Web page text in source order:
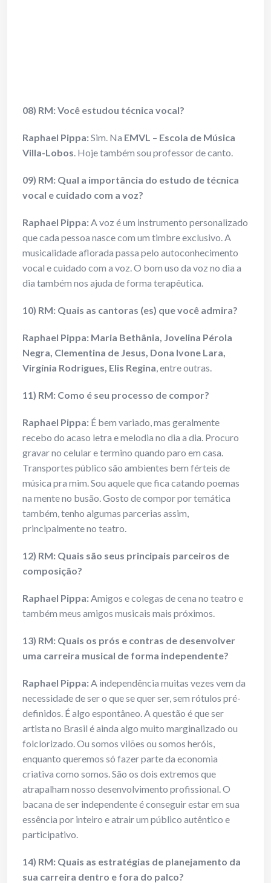
08) RM: Você estudou técnica vocal?
Raphael Pippa:Sim. Na EMVL – Escola de Música
Villa-Lobos. Hoje também sou professor de canto.
09) RM: Qual a importância do estudo de técnica
vocal e cuidado com a voz?
Raphael Pippa:A voz é um instrumento personalizado
que cada pessoa nasce com um timbre exclusivo. A
musicalidade aflorada passa pelo autoconhecimento
vocal e cuidado com a voz. O bom uso da voz no dia a
dia também nos ajuda de forma terapêutica.
10) RM: Quais as cantoras (es) que você admira?
Raphael Pippa: Maria Bethânia, Jovelina Pérola
Negra, Clementina de Jesus, Dona Ivone Lara,
Virgínia Rodrigues, Elis Regina, entre outras.
11) RM: Como é seu processo de compor?
Raphael Pippa: É bem variado, mas geralmente
recebo do acaso letra e melodia no dia a dia. Procuro
gravar no celular e termino quando paro em casa.
Transportes público são ambientes bem férteis de
música pra mim. Sou aquele que fica catando poemas
na mente no busão. Gosto de compor por temática
também, tenho algumas parcerias assim,
principalmente no teatro.
12) RM: Quais são seus principais parceiros de
composição?
Raphael Pippa:Amigos e colegas de cena no teatro e
também meus amigos musicais mais próximos.
13) RM: Quais os prós e contras de desenvolver
uma carreira musical de forma independente?
Raphael Pippa:A independência muitas vezes vem da
necessidade de ser o que se quer ser, sem rótulos pré-
definidos. É algo espontâneo. A questão é que ser
artista no Brasil é ainda algo muito marginalizado ou
folclorizado. Ou somos vilões ou somos heróis,
enquanto queremos só fazer parte da economia
criativa como somos. São os dois extremos que
atrapalham nosso desenvolvimento profissional. O
bacana de ser independente é conseguir estar em sua
essência por inteiro e atrair um público autêntico e
participativo.
14) RM: Quais as estratégias de planejamento da
sua carreira dentro e fora do palco?